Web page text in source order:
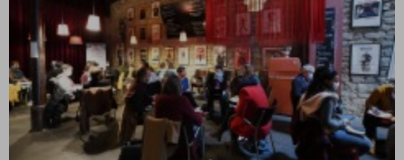
Thèmes
Numéros